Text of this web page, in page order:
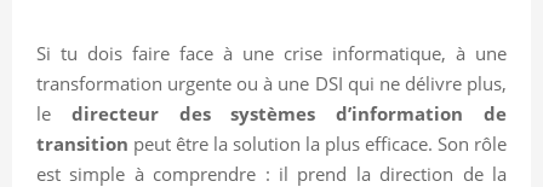
Si tu dois faire face à une crise informatique, à une
transformation urgente ou à une DSI qui ne délivre plus,
le directeur des systèmes d’information de
transition peut être la solution la plus efficace. Son rôle
est simple à comprendre : il prend la direction de la